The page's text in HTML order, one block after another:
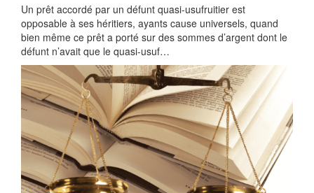
Un prêt accordé par un défunt quasi-usufruitier est
opposable à ses héritiers, ayants cause universels, quand
bien même ce prêt a porté sur des sommes d’argent dont le
défunt n’avait que le quasi-usuf…